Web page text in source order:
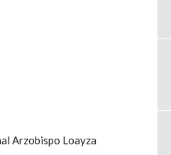
Arzobispo Loayza